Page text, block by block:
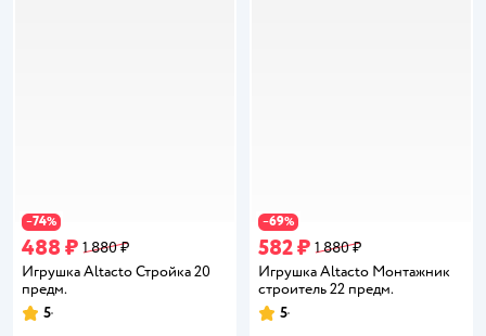
−74%
488 ₽ 1 880 ₽
Игрушка Altacto Стройка 20
предм.
Рейтинг:
5
−69%
582 ₽ 1 880 ₽
Игрушка Altacto Монтажник
строитель 22 предм.
Рейтинг:
5